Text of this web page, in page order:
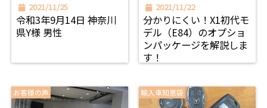
2021/11/25
令和3年9月14日 神奈川
県Y様 男性
2021/11/22
分かりにくい！X1初代モ
デル（E84）のオプショ
ンパッケージを解説しま
す！
お客様の声 輸入車知恵袋